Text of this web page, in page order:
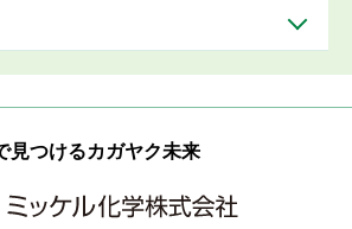
見つけるカガヤク未来